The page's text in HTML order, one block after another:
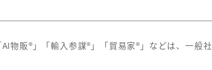
販®」「輸入参謀®」「貿易家®」などは、一般